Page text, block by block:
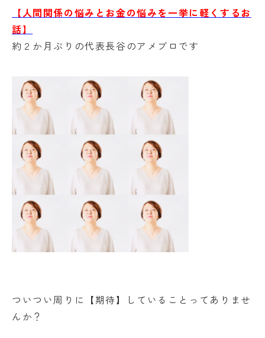
【人間関係の悩みと お金の悩みを 一挙に軽くするお
話】
約２か月ぶりの代表長谷のアメブロです
ついつい周りに【期待】していることってありませ
んか？